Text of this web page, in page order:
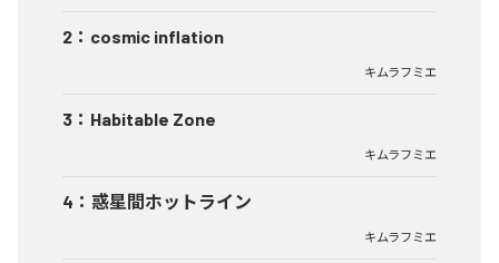
2 ： cosmic inflation
キムラフミエ
3 ： Habitable Zone
キムラフミエ
4 ： 惑星間ホットライン
キムラフミエ